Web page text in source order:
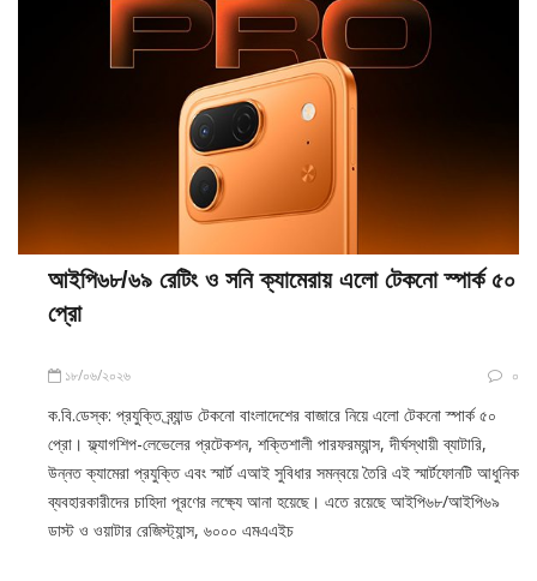
আইপি৬৮/৬৯ রেটিং ও সনি ক্যামেরায় এলো টেকনো স্পার্ক ৫০
প্রো
১৮/০৬/২০২৬ ০
ক.বি.ডেস্ক: প্রযুক্তি ব্র্যান্ড টেকনো বাংলাদেশের বাজারে নিয়ে এলো টেকনো স্পার্ক ৫০
প্রো। ফ্ল্যাগশিপ-লেভেলের প্রটেকশন, শক্তিশালী পারফরম্যান্স, দীর্ঘস্থায়ী ব্যাটারি,
উন্নত ক্যামেরা প্রযুক্তি এবং স্মার্ট এআই সুবিধার সমন্বয়ে তৈরি এই স্মার্টফোনটি আধুনিক
ব্যবহারকারীদের চাহিদা পূরণের লক্ষ্যে আনা হয়েছে। এতে রয়েছে আইপি৬৮/আইপি৬৯
ডাস্ট ও ওয়াটার রেজিস্ট্যান্স, ৬০০০ এমএএইচ